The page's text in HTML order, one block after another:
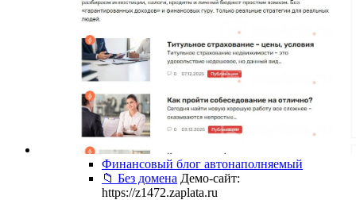
Финансовый блог автонаполняемый
📁 Без домена Демо-сайт:
https://z1472.zaplata.ru